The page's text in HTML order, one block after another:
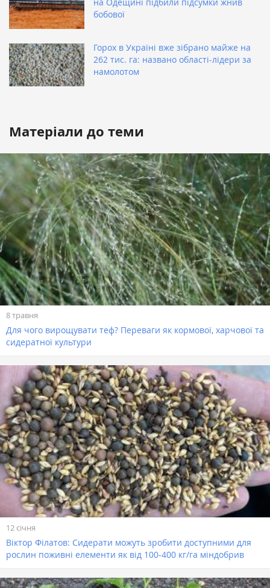
бобової
Горох в Україні вже зібрано майже на
262 тис. га: названо області-лідери за
намолотом
Матеріали до теми
8 травня
Для чого вирощувати теф? Переваги як кормової, харчової та
сидератної культури
12 січня
Віктор Філатов: Сидерати можуть зробити доступними для
рослин поживні елементи як від 100-400 кг/га міндобрив